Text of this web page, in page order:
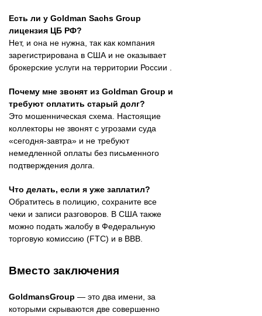
Есть ли у Goldman Sachs Group
лицензия ЦБ РФ?
Нет, и она не нужна, так как компания
зарегистрирована в США и не оказывает
брокерские услуги на территории России .
Почему мне звонят из Goldman Group и
требуют оплатить старый долг?
Это мошенническая схема. Настоящие
коллекторы не звонят с угрозами суда
«сегодня-завтра» и не требуют
немедленной оплаты без письменного
подтверждения долга.
Что делать, если я уже заплатил?
Обратитесь в полицию, сохраните все
чеки и записи разговоров. В США также
можно подать жалобу в Федеральную
торговую комиссию (FTC) и в BBB.
Вместо заключения
GoldmansGroup — это два имени, за
которыми скрываются две совершенно